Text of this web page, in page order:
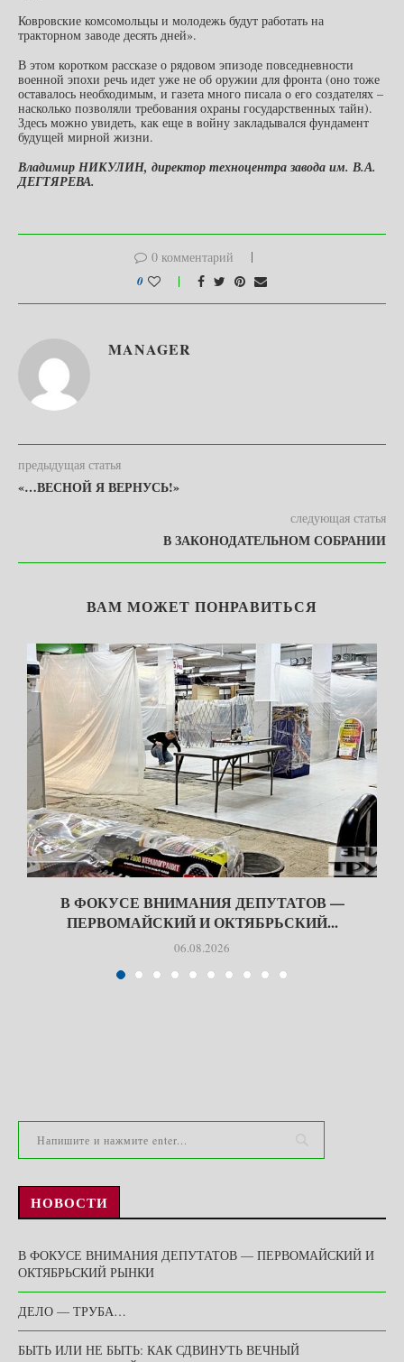
Ковровские комсомольцы и молодежь будут работать на
тракторном заводе десять дней».
В этом коротком рассказе о рядовом эпизоде повседневности
военной эпохи речь идет уже не об оружии для фронта (оно тоже
оставалось необходимым, и газета много писала о его создателях –
насколько позволяли требования охраны государственных тайн).
Здесь можно увидеть, как еще в войну закладывался фундамент
будущей мирной жизни.
Владимир НИКУЛИН, директор техноцентра завода им. В.А.
ДЕГТЯРЕВА.
0 комментарий
0
MANAGER
предыдущая статья
«…ВЕСНОЙ Я ВЕРНУСЬ!»
следующая статья
В ЗАКОНОДАТЕЛЬНОМ СОБРАНИИ
ВАМ МОЖЕТ ПОНРАВИТЬСЯ
В ФОКУСЕ ВНИМАНИЯ ДЕПУТАТОВ —
ПЕРВОМАЙСКИЙ И ОКТЯБРЬСКИЙ...
06.08.2026
НОВОСТИ
В ФОКУСЕ ВНИМАНИЯ ДЕПУТАТОВ — ПЕРВОМАЙСКИЙ И
ОКТЯБРЬСКИЙ РЫНКИ
ДЕЛО — ТРУБА…
БЫТЬ ИЛИ НЕ БЫТЬ: КАК СДВИНУТЬ ВЕЧНЫЙ